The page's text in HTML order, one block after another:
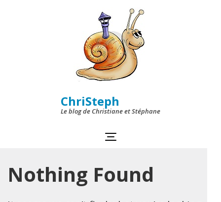
ChriSteph
Le blog de Christiane et Stéphane
Nothing Found